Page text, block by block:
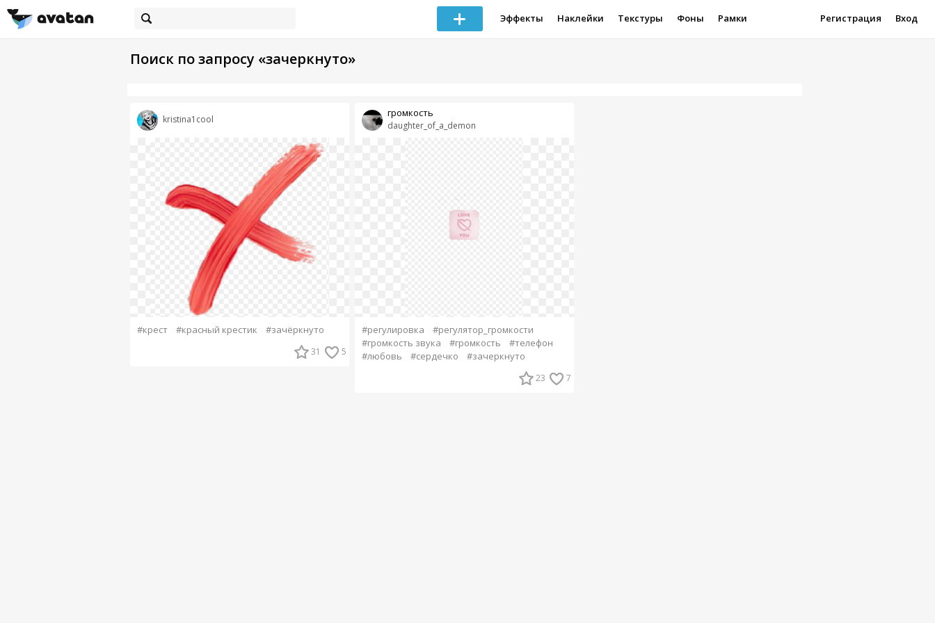
Эффекты Наклейки Текстуры Фоны Рамки Регистрация Вход
Поиск по запросу «зачеркнуто»
kristina1cool
#крест #красный крестик #зачёркнуто
31 5
daughter_of_a_demon
громкость
#регулировка
#регулятор_громкости
#громкость звука
#громкость
#телефон
#любовь
#сердечко #зачеркнуто
23 7